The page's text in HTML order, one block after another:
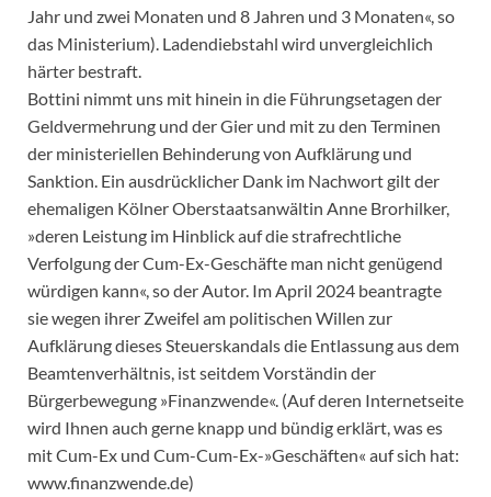
Jahr und zwei Monaten und 8 Jahren und 3 Monaten«, so
das Ministerium). Ladendiebstahl wird unvergleichlich
härter bestraft.
Bottini nimmt uns mit hinein in die Führungsetagen der
Geldvermehrung und der Gier und mit zu den Terminen
der ministeriellen Behinderung von Aufklärung und
Sanktion. Ein ausdrücklicher Dank im Nachwort gilt der
ehemaligen Kölner Oberstaatsanwältin Anne Brorhilker,
»deren Leistung im Hinblick auf die strafrechtliche
Verfolgung der Cum-Ex-Geschäfte man nicht genügend
würdigen kann«, so der Autor. Im April 2024 beantragte
sie wegen ihrer Zweifel am politischen Willen zur
Aufklärung dieses Steuerskandals die Entlassung aus dem
Beamtenverhältnis, ist seitdem Vorständin der
Bürgerbewegung »Finanzwende«. (Auf deren Internetseite
wird Ihnen auch gerne knapp und bündig erklärt, was es
mit Cum-Ex und Cum-Cum-Ex-»Geschäften« auf sich hat:
www.finanzwende.de)